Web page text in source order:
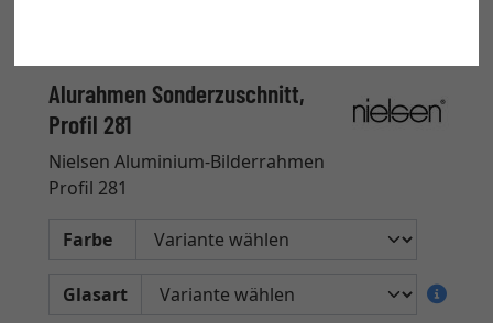
Alurahmen Sonderzuschnitt,
Profil 281
Nielsen Aluminium-Bilderrahmen
Profil 281
Farbe
Glasart